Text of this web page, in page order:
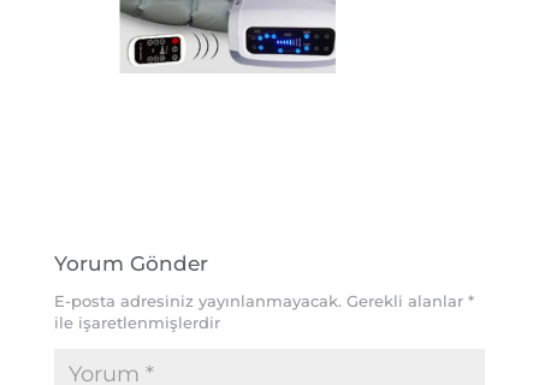
Yorum Gönder
E-posta adresiniz yayınlanmayacak. Gerekli alanlar *
ile işaretlenmişlerdir